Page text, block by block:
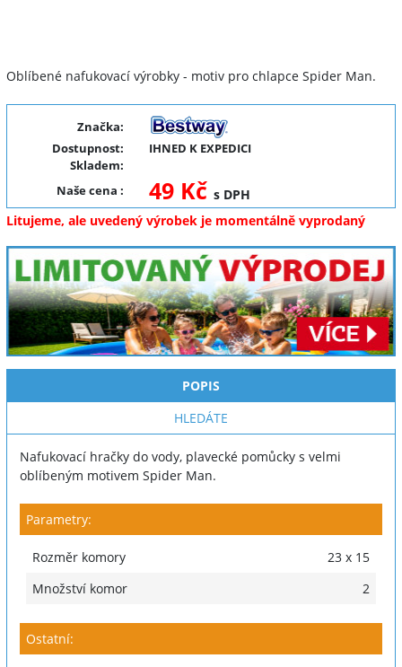
Oblíbené nafukovací výrobky - motiv pro chlapce Spider Man.
Značka:
Dostupnost:
IHNED K EXPEDICI
Skladem:
Naše cena : 49 Kč s DPH
Litujeme, ale uvedený výrobek je momentálně vyprodaný
POPIS
HLEDÁTE
Nafukovací hračky do vody, plavecké pomůcky s velmi
oblíbeným motivem Spider Man.
Parametry:
Rozměr komory
23 x 15
Množství komor
2
Ostatní: